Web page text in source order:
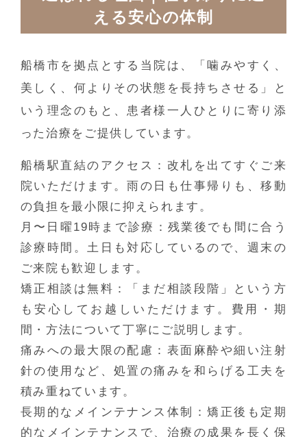
える安心の体制
船橋市を拠点とする当院は、「噛みやすく、
美しく、何よりその状態を長持ちさせる」と
いう理念のもと、患者様一人ひとりに寄り添
った治療をご提供しています。
船橋駅直結のアクセス ：改札を出てすぐご来
院いただけます。雨の日も仕事帰りも、移動
の負担を最小限に抑えられます。
月〜日曜19時まで診療 ：残業後でも間に合う
診療時間。土日も対応しているので、週末の
ご来院も歓迎します。
矯正相談は無料 ：「まだ相談段階」という方
も安心してお越しいただけます。費用・期
間・方法について丁寧にご説明します。
痛みへの最大限の配慮 ：表面麻酔や細い注射
針の使用など、処置の痛みを和らげる工夫を
積み重ねています。
長期的なメインテナンス体制
：矯正後も定期
的なメインテナンスで、治療の成果を長く保